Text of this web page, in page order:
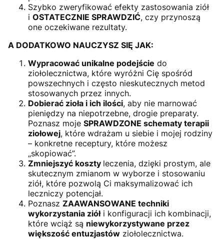
Szybko zweryfikować efekty zastosowania ziół
i OSTATECZNIE SPRAWDZIĆ, czy przynoszą
one oczekiwane rezultaty.
A DODATKOWO NAUCZYSZ SIĘ JAK:
Wypracować unikalne podejście do
ziołolecznictwa, które wyróżni Cię spośród
powszechnych i często nieskutecznych metod
stosowanych przez innych.
Dobierać zioła i ich ilości, aby nie marnować
pieniędzy na niepotrzebne, drogie preparaty.
Poznasz moje SPRAWDZONE schematy terapii
ziołowej, które wdrażam u siebie i mojej rodziny
– konkretne receptury, które możesz
„skopiować”.
Zmniejszyć koszty leczenia, dzięki prostym, ale
skutecznym zmianom w wyborze i stosowaniu
ziół, które pozwolą Ci maksymalizować ich
leczniczy potencjał.
Poznasz ZAAWANSOWANE techniki
wykorzystania ziółi konfiguracji ich kombinacji,
które wciąż są niewykorzystywane przez
większość entuzjastów ziołolecznictwa.